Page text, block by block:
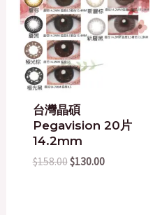
台灣晶碩
Pegavision 20片
14.2mm
$158.00
$158.00.
$130.00
$130.00.